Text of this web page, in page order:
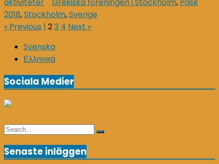
2018,Stockholm,Sverige
Sidnumrering
för
inlägg
« Previous 1 23 4 Next »
Svenska
Ελληνικά
Sociala Medier
Search
Search
Senaste inläggen